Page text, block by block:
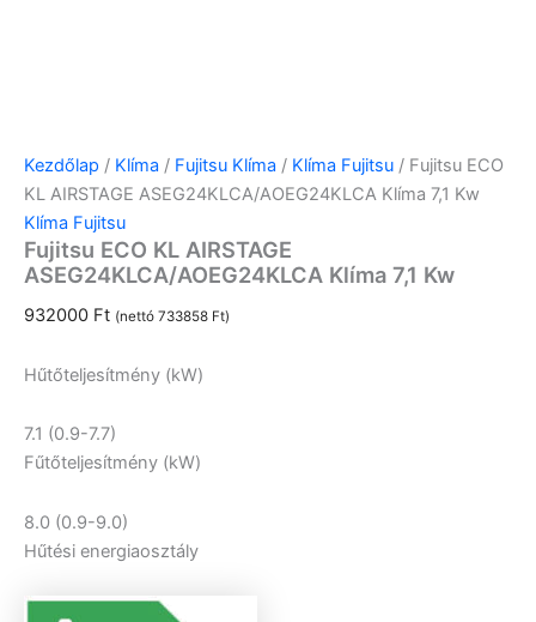
Kezdőlap / Klíma / Fujitsu Klíma / Klíma Fujitsu / Fujitsu ECO
KL AIRSTAGE ASEG24KLCA/AOEG24KLCA Klíma 7,1 Kw
Klíma Fujitsu
Fujitsu ECO KL AIRSTAGE
ASEG24KLCA/AOEG24KLCA Klíma 7,1 Kw
932000 Ft (nettó 733858 Ft)
Hűtőteljesítmény (kW)
7.1 (0.9-7.7)
Fűtőteljesítmény (kW)
8.0 (0.9-9.0)
Hűtési energiaosztály